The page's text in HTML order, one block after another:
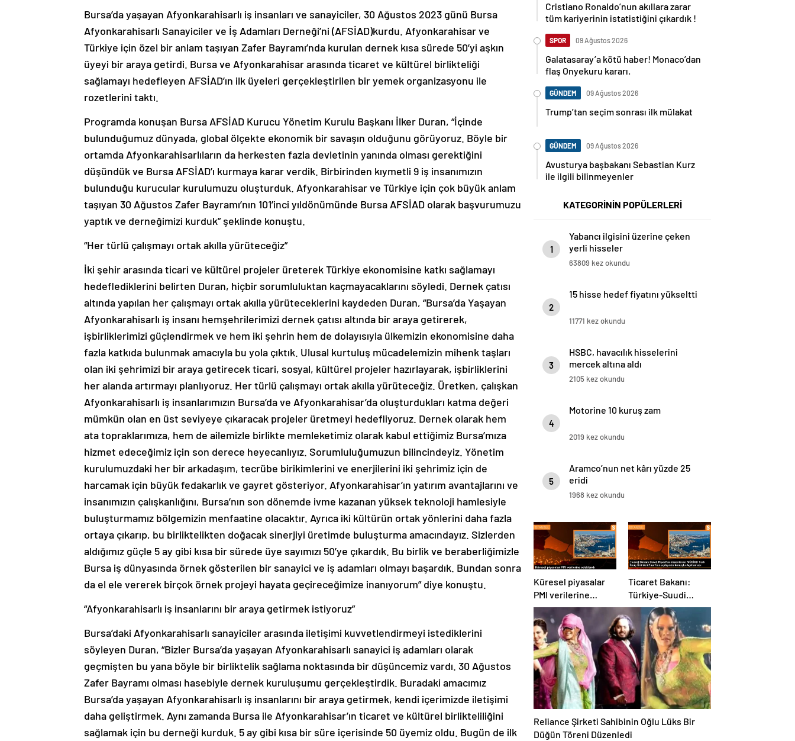
Bursa’da yaşayan Afyonkarahisarlı iş insanları ve sanayiciler, 30 Ağustos 2023 günü Bursa
Afyonkarahisarlı Sanayiciler ve İş Adamları Derneği’ni (AFSİAD)kurdu. Afyonkarahisar ve
Türkiye için özel bir anlam taşıyan Zafer Bayramı’nda kurulan dernek kısa sürede 50’yi aşkın
üyeyi bir araya getirdi. Bursa ve Afyonkarahisar arasında ticaret ve kültürel birlikteliği
sağlamayı hedefleyen AFSİAD’ın ilk üyeleri gerçekleştirilen bir yemek organizasyonu ile
rozetlerini taktı.
Programda konuşan Bursa AFSİAD Kurucu Yönetim Kurulu Başkanı İlker Duran, “İçinde
bulunduğumuz dünyada, global ölçekte ekonomik bir savaşın olduğunu görüyoruz. Böyle bir
ortamda Afyonkarahisarlıların da herkesten fazla devletinin yanında olması gerektiğini
düşündük ve Bursa AFSİAD’ı kurmaya karar verdik. Birbirinden kıymetli 9 iş insanımızın
bulunduğu kurucular kurulumuzu oluşturduk. Afyonkarahisar ve Türkiye için çok büyük anlam
taşıyan 30 Ağustos Zafer Bayramı’nın 101’inci yıldönümünde Bursa AFSİAD olarak başvurumuzu
yaptık ve derneğimizi kurduk” şeklinde konuştu.
“Her türlü çalışmayı ortak akılla yürüteceğiz”
İki şehir arasında ticari ve kültürel projeler üreterek Türkiye ekonomisine katkı sağlamayı
hedeflediklerini belirten Duran, hiçbir sorumluluktan kaçmayacaklarını söyledi. Dernek çatısı
altında yapılan her çalışmayı ortak akılla yürüteceklerini kaydeden Duran, “Bursa’da Yaşayan
Afyonkarahisarlı iş insanı hemşehrilerimizi dernek çatısı altında bir araya getirerek,
işbirliklerimizi güçlendirmek ve hem iki şehrin hem de dolayısıyla ülkemizin ekonomisine daha
fazla katkıda bulunmak amacıyla bu yola çıktık. Ulusal kurtuluş mücadelemizin mihenk taşları
olan iki şehrimizi bir araya getirecek ticari, sosyal, kültürel projeler hazırlayarak, işbirliklerini
her alanda artırmayı planlıyoruz. Her türlü çalışmayı ortak akılla yürüteceğiz. Üretken, çalışkan
Afyonkarahisarlı iş insanlarımızın Bursa’da ve Afyonkarahisar’da oluşturdukları katma değeri
mümkün olan en üst seviyeye çıkaracak projeler üretmeyi hedefliyoruz. Dernek olarak hem
ata topraklarımıza, hem de ailemizle birlikte memleketimiz olarak kabul ettiğimiz Bursa’mıza
hizmet edeceğimiz için son derece heyecanlıyız. Sorumluluğumuzun bilincindeyiz. Yönetim
kurulumuzdaki her bir arkadaşım, tecrübe birikimlerini ve enerjilerini iki şehrimiz için de
harcamak için büyük fedakarlık ve gayret gösteriyor. Afyonkarahisar’ın yatırım avantajlarını ve
insanımızın çalışkanlığını, Bursa’nın son dönemde ivme kazanan yüksek teknoloji hamlesiyle
buluşturmamız bölgemizin menfaatine olacaktır. Ayrıca iki kültürün ortak yönlerini daha fazla
ortaya çıkarıp, bu birliktelikten doğacak sinerjiyi üretimde buluşturma amacındayız. Sizlerden
aldığımız güçle 5 ay gibi kısa bir sürede üye sayımızı 50’ye çıkardık. Bu birlik ve beraberliğimizle
Bursa iş dünyasında örnek gösterilen bir sanayici ve iş adamları olmayı başardık. Bundan sonra
da el ele vererek birçok örnek projeyi hayata geçireceğimize inanıyorum” diye konuştu.
“Afyonkarahisarlı iş insanlarını bir araya getirmek istiyoruz”
Bursa’daki Afyonkarahisarlı sanayiciler arasında iletişimi kuvvetlendirmeyi istediklerini
söyleyen Duran, “Bizler Bursa’da yaşayan Afyonkarahisarlı sanayici iş adamları olarak
geçmişten bu yana böyle bir birliktelik sağlama noktasında bir düşüncemiz vardı. 30 Ağustos
Zafer Bayramı olması hasebiyle dernek kuruluşumu gerçekleştirdik. Buradaki amacımız
Bursa’da yaşayan Afyonkarahisarlı iş insanlarını bir araya getirmek, kendi içerimizde iletişimi
daha geliştirmek. Aynı zamanda Bursa ile Afyonkarahisar’ın ticaret ve kültürel birlikteliliğini
sağlamak için bu derneği kurduk. 5 ay gibi kısa bir süre içerisinde 50 üyemiz oldu. Bugün de ilk
Cristiano Ronaldo’nun akıllara zarar
tüm kariyerinin istatistiğini çıkardık !
SPOR 09 Ağustos 2026
Galatasaray’a kötü haber! Monaco’dan
flaş Onyekuru kararı.
GÜNDEM 09 Ağustos 2026
Trump’tan seçim sonrası ilk mülakat
GÜNDEM 09 Ağustos 2026
Avusturya başbakanı Sebastian Kurz
ile ilgili bilinmeyenler
KATEGORİNİN POPÜLERLERİ
1
Yabancı ilgisini üzerine çeken
yerli hisseler
63809 kez okundu
2
15 hisse hedef fiyatını yükseltti
11771 kez okundu
3
HSBC, havacılık hisselerini
mercek altına aldı
2105 kez okundu
4
Motorine 10 kuruş zam
2019 kez okundu
5
Aramco’nun net kârı yüzde 25
eridi
1968 kez okundu
Küresel piyasalar
PMI verilerine
odaklandı
Ticaret Bakanı:
Türkiye-Suudi
Arabistan ticaret
hacmi artacak
Reliance Şirketi Sahibinin Oğlu Lüks Bir
Düğün Töreni Düzenledi